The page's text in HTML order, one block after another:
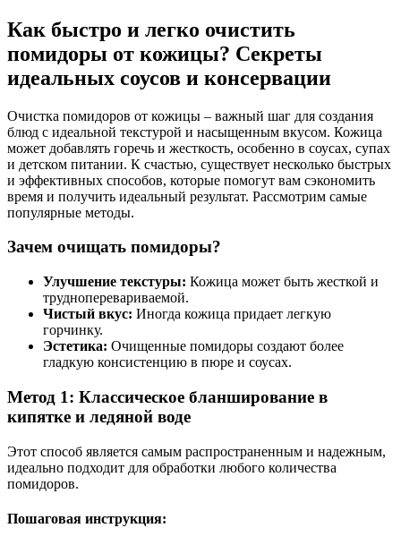
Как быстро и легко очистить
помидоры от кожицы? Секреты
идеальных соусов и консервации
Очистка помидоров от кожицы – важный шаг для создания
блюд с идеальной текстурой и насыщенным вкусом. Кожица
может добавлять горечь и жесткость, особенно в соусах, супах
и детском питании. К счастью, существует несколько быстрых
и эффективных способов, которые помогут вам сэкономить
время и получить идеальный результат. Рассмотрим самые
популярные методы.
Зачем очищать помидоры?
Улучшение текстуры: Кожица может быть жесткой и
трудноперевариваемой.
Чистый вкус: Иногда кожица придает легкую
горчинку.
Эстетика: Очищенные помидоры создают более
гладкую консистенцию в пюре и соусах.
Метод 1: Классическое бланширование в
кипятке и ледяной воде
Этот способ является самым распространенным и надежным,
идеально подходит для обработки любого количества
помидоров.
Пошаговая инструкция: